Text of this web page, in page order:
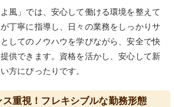
風」では、安心して働ける環境を整えて
丁寧に指導し、日々の業務をしっかりサ
してのノウハウを学びながら、安全で快
供できます。資格を活かし、安心して新
方にぴったりです。
重視！フレキシブルな勤務形態